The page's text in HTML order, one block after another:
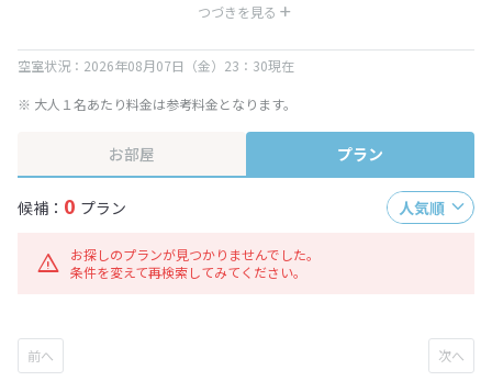
つづきを見る
※ 表示されている旅行代金・プラン内容は一定時間ごとに更新されます。最
空室状況：2026年08月07日（金）23：30現在
※ 大人１名あたり料金は参考料金となります。
お部屋 プラン
候補： 0 プラン 人気順
お探しのプランが見つかりませんでした。
条件を変えて再検索してみてください。